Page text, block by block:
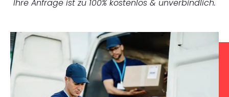
Ihre Anfrage ist zu 100% kostenlos & unverbindlich.